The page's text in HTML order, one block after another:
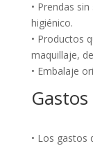
• Prendas
higiénico.
• Productos
maquillaje,
• Embalaje
• Los gastos